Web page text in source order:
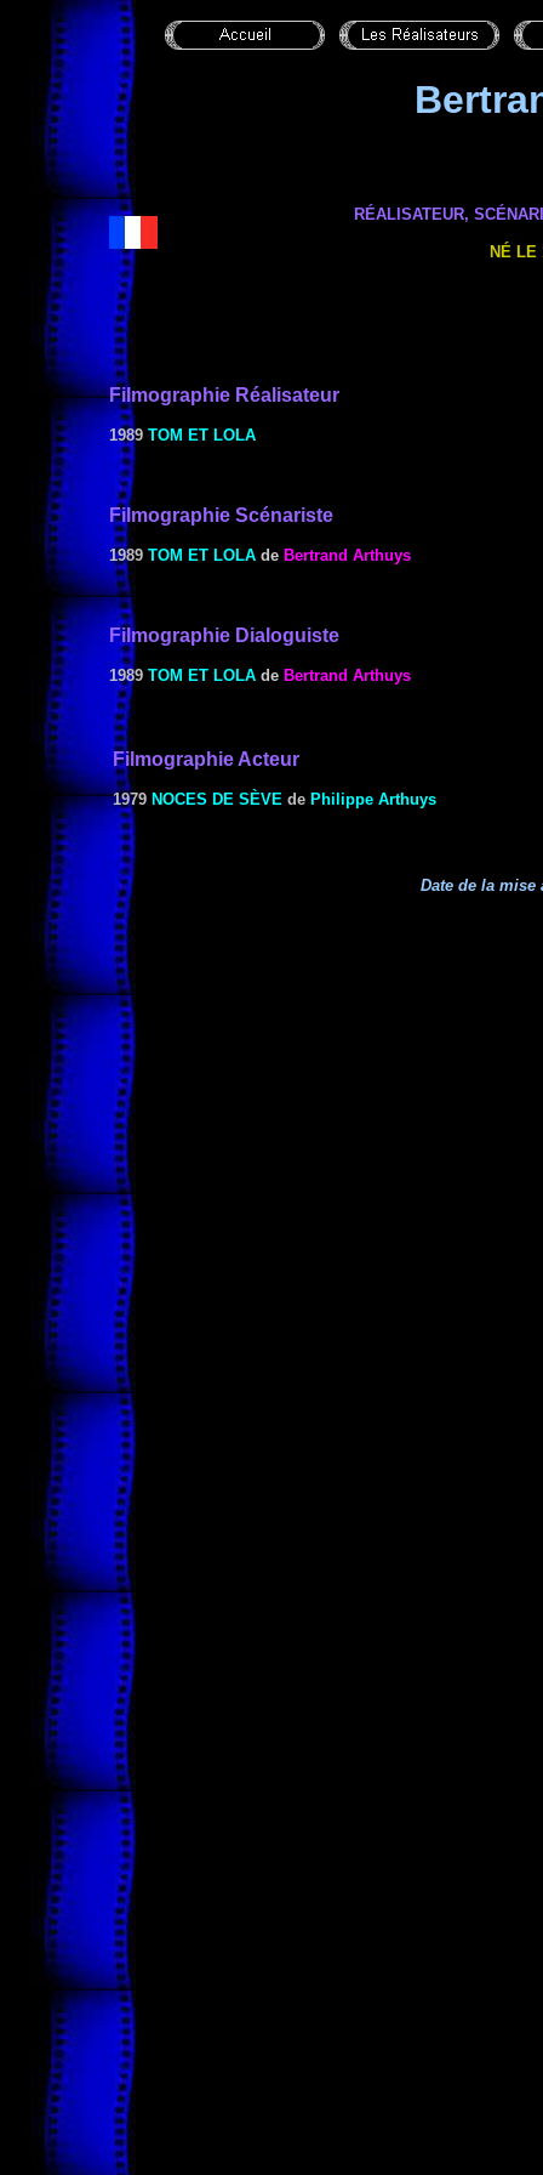
RÉALISATEUR,
NÉ LE
Filmographie Réalisateur
1989 TOM ET LOLA
Filmographie Scénariste
1989 TOM ET LOLA de Bertrand Arthuys
Filmographie Dialoguiste
1989 TOM ET LOLA de Bertrand Arthuys
Filmographie Acteur
1979 NOCES DE SÈVE de Philippe Arthuys
Date de la